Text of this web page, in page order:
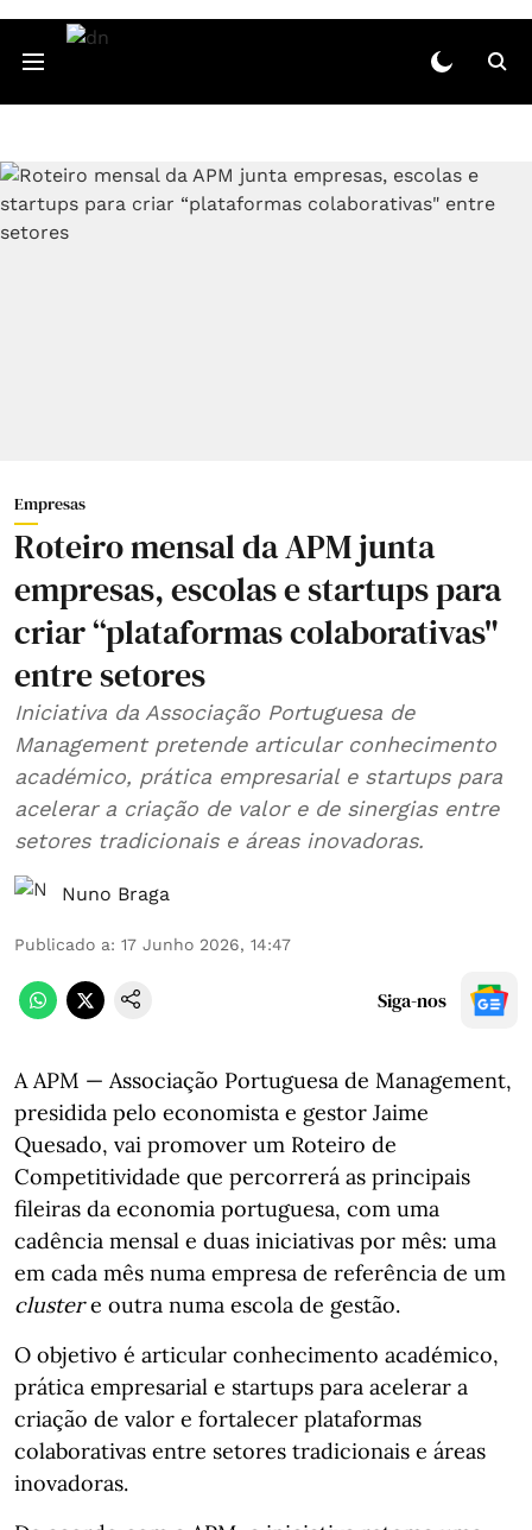
Empresas
Roteiro mensal da APM junta
empresas, escolas e startups para
criar “plataformas colaborativas"
entre setores
Iniciativa da Associação Portuguesa de
Management pretende articular conhecimento
académico, prática empresarial e startups para
acelerar a criação de valor e de sinergias entre
setores tradicionais e áreas inovadoras.
Nuno Braga
Publicado a: 17 Junho 2026, 14:47
Siga-nos
A APM — Associação Portuguesa de Management,
presidida pelo economista e gestor Jaime
Quesado, vai promover um Roteiro de
Competitividade que percorrerá as principais
fileiras da economia portuguesa, com uma
cadência mensal e duas iniciativas por mês: uma
em cada mês numa empresa de referência de um
clustere outra numa escola de gestão.
O objetivo é articular conhecimento académico,
prática empresarial e startups para acelerar a
criação de valor e fortalecer plataformas
colaborativas entre setores tradicionais e áreas
inovadoras.